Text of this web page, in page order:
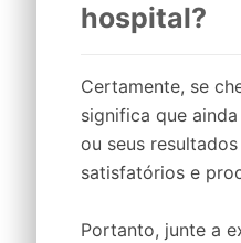
hospital?
Certamente, se
significa que
ou seus
satisfatórios e
Portanto, junte a